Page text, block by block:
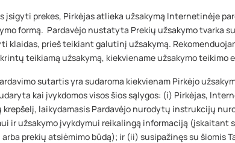
prekes, Pirkėjas atlieka užsakymą Internetinėje
formą. Pardavėjo nustatyta Prekių užsakymo tvarka
klaidas, prieš teikiant galutinį užsakymą.
teikiamą užsakymą, kiekviename užsakymo teikimo
sutartis yra sudaroma kiekvienam Pirkėjo
kai įvykdomos visos šios sąlygos: (i) Pirkėjas,
krepšelį, laikydamasis Pardavėjo nurodytų instrukcijų
ir užsakymo įvykdymui reikalingą informaciją (įskaitant
prekių atsiėmimo būdą); ir (ii) susipažinęs su šiomis